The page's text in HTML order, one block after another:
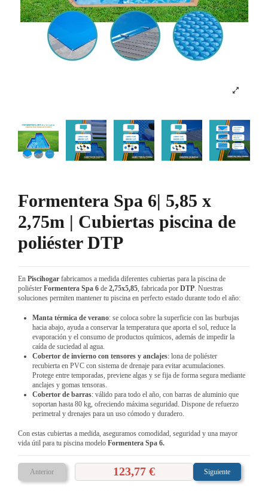
Formentera Spa 6| 5,85 x
2,75m | Cubiertas piscina de
poliéster DTP
En Piscihogar fabricamos a medida diferentes cubiertas para la piscina de
poliéster Formentera Spa 6 de 2,75x5,85, fabricada por DTP. Nuestras
soluciones permiten mantener tu piscina en perfecto estado durante todo el año:
Manta térmica de verano: se coloca sobre la superficie con las burbujas
hacia abajo, ayuda a conservar la temperatura que aporta el sol, reduce la
evaporación y el consumo de productos químicos, además de impedir la
caída de suciedad al agua.
Cobertor de invierno con tensores y anclajes: lona de poliéster
recubierta en PVC con sistema de drenaje para evitar acumulaciones.
Protege entre temporadas, previene algas y se fija de forma segura mediante
anclajes y gomas tensoras.
Cobertor de barras: válido para todo el año, con barras de aluminio que
soportan hasta 80 kg, ofreciendo máxima seguridad. Dispone de refuerzo
perimetral y drenajes para un uso cómodo y duradero.
Con estas cubiertas a medida, aseguramos comodidad, seguridad y una mayor
vida útil para tu piscina modelo Formentera Spa 6.
Anterior 123,77 € Siguiente